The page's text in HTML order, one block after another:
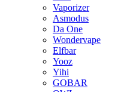
Vaporizer
Asmodus
Da One
Wondervape
Elfbar
Yooz
Yihi
GOBAR